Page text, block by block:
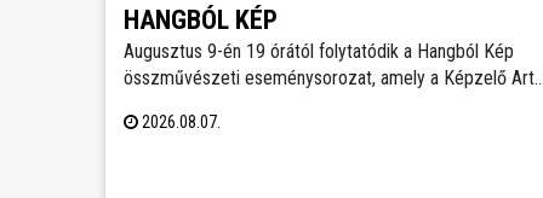
HANGBÓL KÉP
Augusztus 9-én 19 órától folytatódik a Hangból Kép
összművészeti eseménysorozat, amely a Képzelő Art
kezdeményezésként, Székesfehérvár Önkormányzata
2026.08.07.